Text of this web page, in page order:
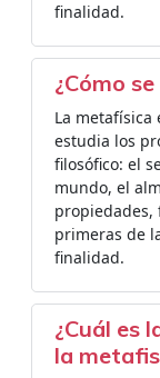
finalidad.
¿Cómo
La metafísica
estudia los
filosófico: el
mundo, el
propiedades,
primeras de
finalidad.
¿Cuál es
la